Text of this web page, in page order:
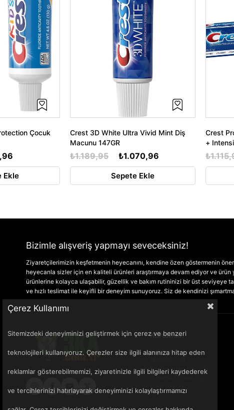
Çocuk
Ekle
Crest 3D White Ultra Vivid Mint Diş
Macunu 147GR
₺1.070,96
₺1.189,95
Sepete Ekle
Crest
+
Bizimle alışveriş yapmayı seveceksiniz!
Ziyaretçilerimizin keşfetmenin heyecanını, kendine özen göstermenin
heyecanla sizler için en kaliteli ürünleri araştırmaya devam ediyor ve
ürünlerine kolayca ulaşabilir, güzellik ve bakım rutininizi bir üst seviyeye
ve hızlı teslimat ile keyifli bir deneyim sunuyoruz. Siz de kendinizi
Kurumsal
Anasayfa
Sık Sorulan Sorular
Ödeme Güvenliği
Bize Ulaşın
Çerez Kullanımı
Sitemizdeki deneyiminizi geliştirmek için çerez ve benzeri
teknolojileri kullanıyoruz. Çerezler size ilgili alanınıza hitap eden
reklamlar gösterebilmemizi, ziyaretinizle ilgili bilgileri kaydederek
ve tercihlerinizi hatırlayarak deneyiminizi kolaylaştırmamızı